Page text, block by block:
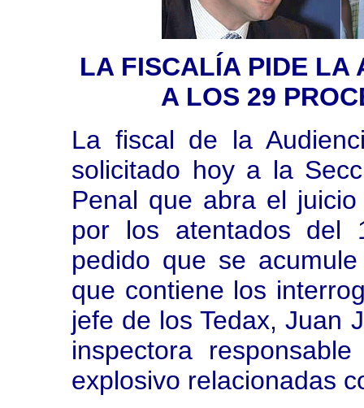
LA FISCALÍA PIDE LA
A LOS 29
La fiscal de la
solicitado hoy a la
Penal que abra el
por los atentados del
pedido que se
que contiene los
jefe de los Tedax, Juan
inspectora
explosivo relacionadas